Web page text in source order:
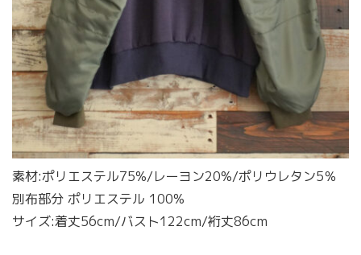
素材:ポリエステル75%/レーヨン20%/ポリウレタン5％
別布部分 ポリエステル 100%
サイズ:着丈56cm/バスト122cm/裄丈86cm